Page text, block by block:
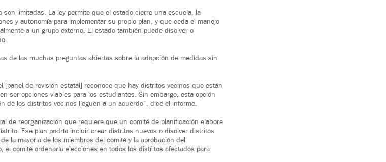
limitadas. La ley permite que el estado cierre una escuela, la
y autonomía para implementar su propio plan, y que ceda el manejo
a un grupo externo. El estado también puede disolver o
de las muchas preguntas abiertas sobre la adopción de medidas sin
[panel de revisión estatal] reconoce que hay distritos vecinos que están
ser opciones viables para los estudiantes. Sin embargo, esta opción
de los distritos vecinos lleguen a un acuerdo”, dice el informe.
de reorganización que requiere que un comité de planificación elabore
Ese plan podría incluir crear distritos nuevos o disolver distritos
la mayoría de los miembros del comité y la aprobación del
el comité ordenaría elecciones en todos los distritos afectados para